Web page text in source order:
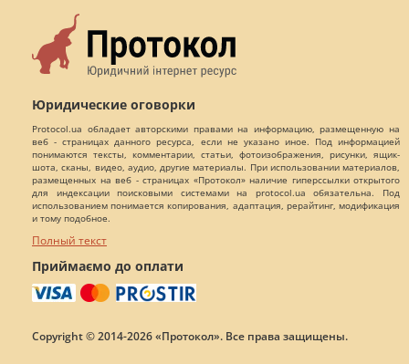
Юридические оговорки
Protocol.ua обладает авторскими правами на информацию, размещенную на
веб - страницах данного ресурса, если не указано иное. Под информацией
понимаются тексты, комментарии, статьи, фотоизображения, рисунки, ящик-
шота, сканы, видео, аудио, другие материалы. При использовании материалов,
размещенных на веб - страницах «Протокол» наличие гиперссылки открытого
для индексации поисковыми системами на protocol.ua обязательна. Под
использованием понимается копирования, адаптация, рерайтинг, модификация
и тому подобное.
Полный текст
Приймаємо до оплати
Copyright © 2014-2026 «Протокол». Все права защищены.